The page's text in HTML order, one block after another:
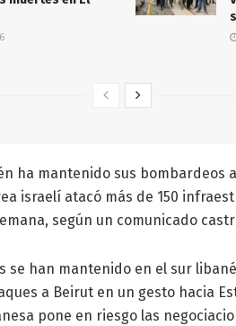
ha mantenido sus bombardeos
israelí atacó más de 150
según un comunicado
se han mantenido en el sur
a Beirut en un gesto hacia
pone en riesgo las